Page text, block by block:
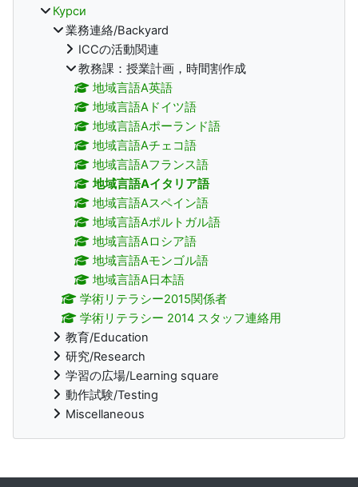
Курси
業務連絡/Backyard
ICCの活動関連
教務課：授業計画，時間割作成
地域言語A英語
地域言語Aドイツ語
地域言語Aポーランド語
地域言語Aチェコ語
地域言語Aフランス語
地域言語Aイタリア語
地域言語Aスペイン語
地域言語Aポルトガル語
地域言語Aロシア語
地域言語Aモンゴル語
地域言語A日本語
学術リテラシー2015関係者
学術リテラシー 2014 スタッフ連絡用
教育/Education
研究/Research
学習の広場/Learning square
動作試験/Testing
Miscellaneous
Додаткові блоки